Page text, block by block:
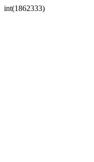
int(1862333)